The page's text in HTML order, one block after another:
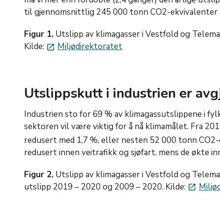
til gjennomsnittlig 245 000 tonn CO2-ekvivalenter
Figur 1.Utslipp av klimagasser i Vestfold og
Kilde: launch Miljødirektoratet
Utslippskutt i industrien er
Industrien sto for 69 % av klimagassutslippene i
sektoren vil være viktig for å nå klimamålet. Fra
redusert med 1,7 %, eller nesten 52 000 tonn
redusert innen veitrafikk og sjøfart, mens de økte
Figur 2.Utslipp av klimagasser i Vestfold og
utslipp 2019 – 2020 og 2009 – 2020. Kilde: launch